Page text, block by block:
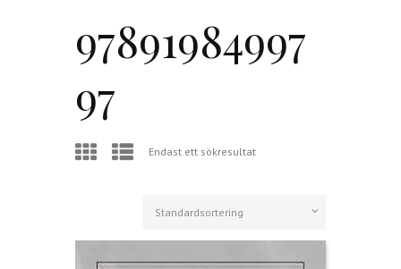
97891984997
97
Endast ett sökresultat